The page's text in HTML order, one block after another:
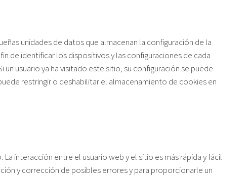
unidades de datos que almacenan la configuración de la
de identificar los dispositivos y las configuraciones de cada
usuario ya ha visitado este sitio, su configuración se puede
restringir o deshabilitar el almacenamiento de cookies en
interacción entre el usuario web y el sitio es más rápida y fácil
y corrección de posibles errores y para proporcionarle un